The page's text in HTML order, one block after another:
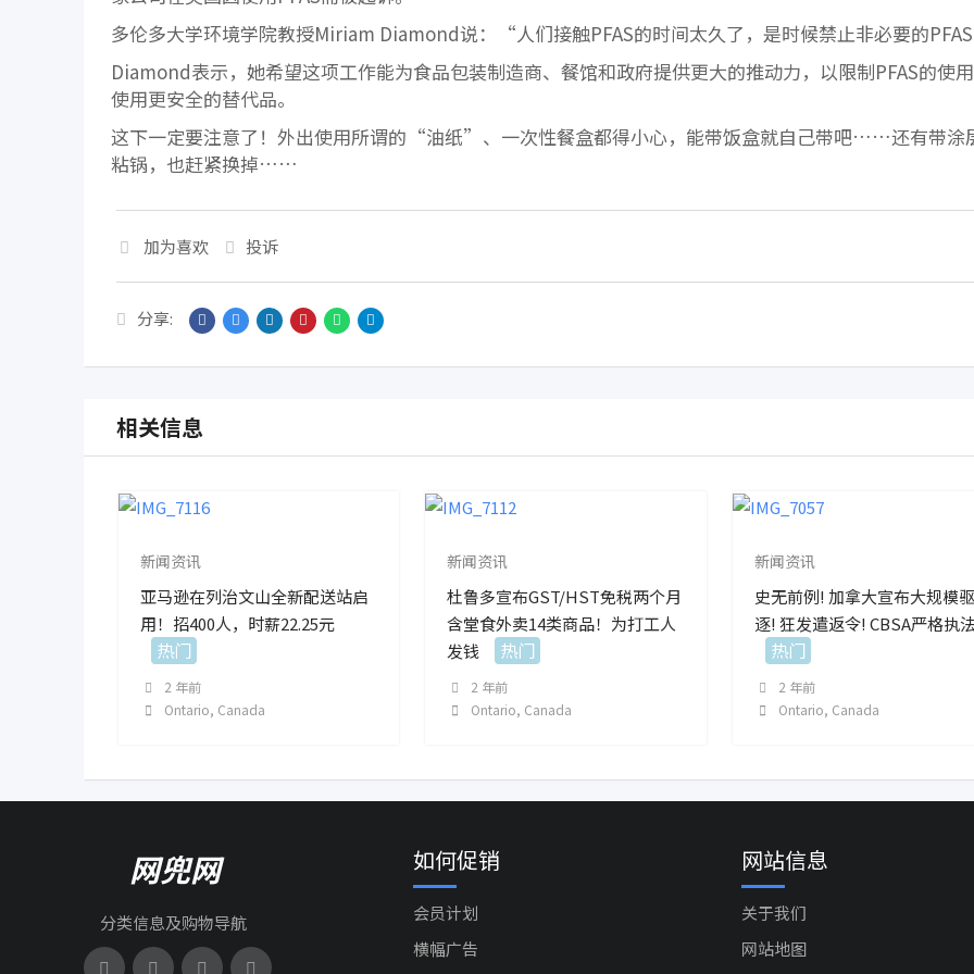
多伦多大学环境学院教授Miriam Diamond说：“人们接触PFAS的时间太久了，是时候禁止非必要的
Diamond表示，她希望这项工作能为食品包装制造商、餐馆和政府提供更大的推动力，以限制PFAS的使
使用更安全的替代品。
这下一定要注意了！外出使用所谓的“油纸”、一次性餐盒都得小心，能带饭盒就自己带吧……还有带涂
粘锅，也赶紧换掉……
加为喜欢 投诉
分享:
相关信息
新闻资讯
亚马逊在列治文山全新配送站启
用！招400人，时薪22.25元
热门
2 年前
Ontario, Canada
新闻资讯
杜鲁多宣布GST/HST免税两个月
含堂食外卖14类商品！为打工人
发钱
热门
2 年前
Ontario, Canada
新闻资讯
史无前例! 加拿大宣布大规模驱
逐! 狂发遣返令! CBSA严格执
热门
2 年前
Ontario, Canada
网兜网
分类信息及购物导航
如何促销
会员计划
横幅广告
网站信息
关于我们
网站地图